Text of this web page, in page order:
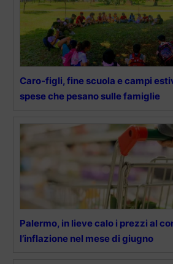
Caro-figli, fine scuola e campi
spese che pesano sulle famiglie
Palermo, in lieve calo i prezzi al
l’inflazione nel mese di giugno